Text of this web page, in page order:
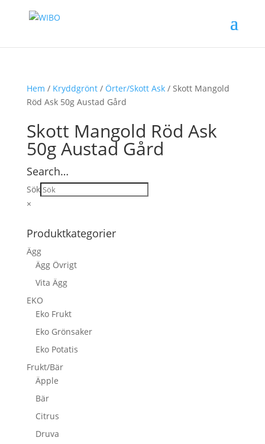
Hem / Kryddgrönt/ Örter/Skott Ask/ Skott Mangold
Röd Ask 50g Austad Gård
Skott Mangold Röd Ask
50g Austad Gård
Search…
Sök
×
Produktkategorier
Ägg
Ägg Övrigt
Vita Ägg
EKO
Eko Frukt
Eko Grönsaker
Eko Potatis
Frukt/Bär
Äpple
Bär
Citrus
Druva